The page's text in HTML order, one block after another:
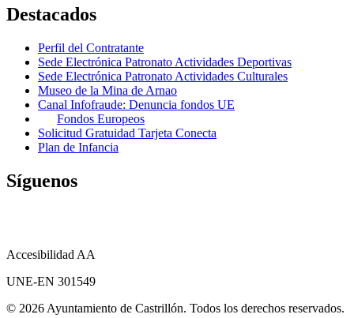
Destacados
Perfil del Contratante
Sede Electrónica Patronato Actividades Deportivas
Sede Electrónica Patronato Actividades Culturales
Museo de la Mina de Arnao
Canal Infofraude: Denuncia fondos UE
Fondos Europeos
Solicitud Gratuidad Tarjeta Conecta
Plan de Infancia
Síguenos
Accesibilidad AA
UNE-EN 301549
© 2026 Ayuntamiento de Castrillón. Todos los derechos reservados.